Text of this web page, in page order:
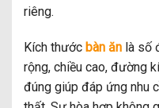
riêng.
Kích thước bàn ăn là số
rộng, chiều cao, đường
đúng giúp đáp ứng nhu